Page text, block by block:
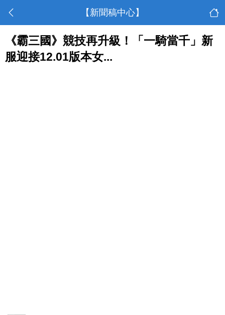
【新聞稿中心】
《霸三國》競技再升級！「一騎當千」新
服迎接12.01版本女...